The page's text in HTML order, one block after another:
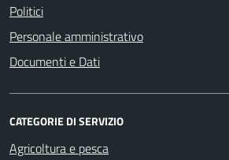
Politici
Personale amministrativo
Documenti e Dati
CATEGORIE DI SERVIZIO
Agricoltura e pesca